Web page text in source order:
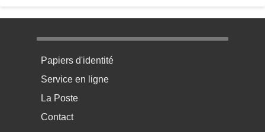
Menu pratique bas de page 1
Papiers d'identité
Service en ligne
La Poste
Contact